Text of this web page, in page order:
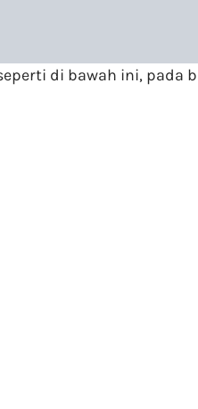
di bawah ini, pada